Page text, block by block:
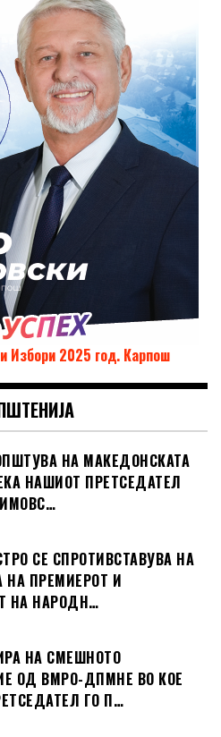
Избори 2025 год. Карпош
НА МАКЕДОНСКАТА
НАШИОТ ПРЕТСЕДАТЕЛ
СЕ СПРОТИВСТАВУВА НА
НА ПРЕМИЕРОТ И
НА НАРОДН…
НА СМЕШНОТО
ОД ВМРО-ДПМНЕ ВО КОЕ
ГО П…